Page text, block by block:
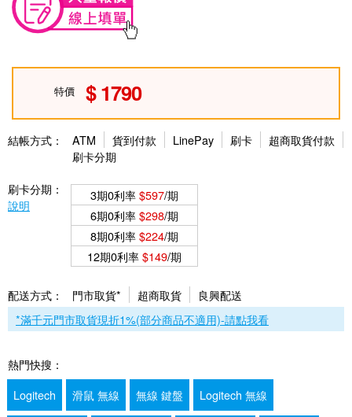
特價 1790
結帳方式： ATM 貨到付款 LinePay 刷卡
超商取貨付款
刷卡分期
刷卡分期：
說明
3期0利率$597/期
6期0利率$298/期
8期0利率$224/期
12期0利率$149/期
配送方式： 門市取貨* 超商取貨
良興配送
*滿千元門市取貨現折1%(部分商品不適用)-請點我看
熱門快搜：
Logitech
滑鼠 無線 無線 鍵盤 Logitech 無線